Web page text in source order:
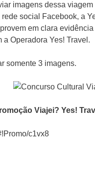
imagens dessa
social Facebook, a
em clara
Operadora Yes! Travel.
somente 3 imagens.
Viajei? Yes!
c1vx8